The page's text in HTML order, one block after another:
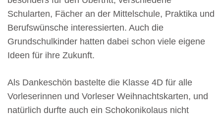
Schularten, Fächer an der Mittelschule, Praktika und
Berufswünsche interessierten. Auch die
Grundschulkinder hatten dabei schon viele eigene
Ideen für ihre Zukunft.
Als Dankeschön bastelte die Klasse 4D für alle
Vorleserinnen und Vorleser Weihnachtskarten, und
natürlich durfte auch ein Schokonikolaus nicht